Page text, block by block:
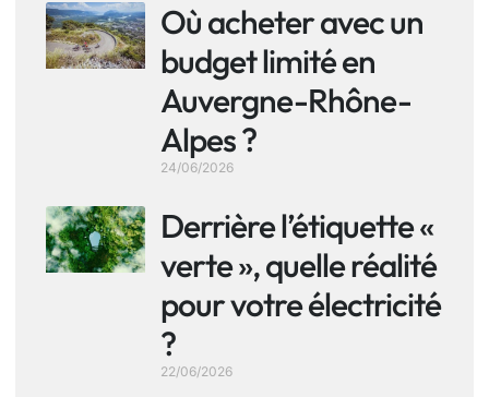
Où acheter avec un
budget limité en
Auvergne-Rhône-
Alpes ?
24/06/2026
Derrière l’étiquette «
verte », quelle réalité
pour votre électricité
?
22/06/2026